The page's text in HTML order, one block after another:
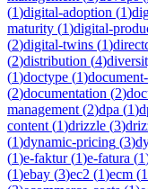
(1)digital-adoption (1)
maturity (1)digital-
(2)digital-twins (1)
(2)distribution (4)
(1)doctype (1)
(2)documentation (2)
management (2)dpa (1)
content (1)drizzle (3)
(1)dynamic-pricing (3)
(1)e-faktur(1)e-fatura (1
(1)ebay (3)ec2 (1)ecm (1